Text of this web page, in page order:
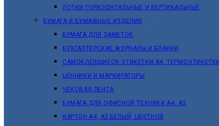
ЛОТКИ ГОРИЗОНТАЛЬНЫЕ И ВЕРТИКАЛЬНЫЕ
БУМАГА И БУМАЖНЫЕ ИЗДЕЛИЯ
БУМАГА ДЛЯ ЗАМЕТОК
БУХГАЛТЕРСКИЕ ЖУРНАЛЫ И БЛАНКИ
САМОКЛЕЯЩИЕСЯ ЭТИКЕТКИ А4,
ЦЕННИКИ И МАРКИРАТОРЫ
ЧЕКОВАЯ ЛЕНТА
БУМАГА ДЛЯ ОФИСНОЙ ТЕХНИКИ А4, А3
КАРТОН А4, А3 БЕЛЫЙ, ЦВЕТНОЙ